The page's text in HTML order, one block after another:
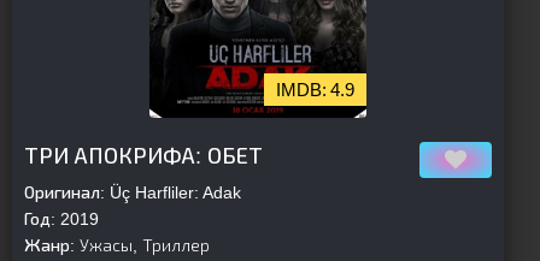
4.9
ТРИ АПОКРИФА: ОБЕТ
Оригинал: Üç Harfliler: Adak
Год: 2019
Жанр: Ужасы, Триллер